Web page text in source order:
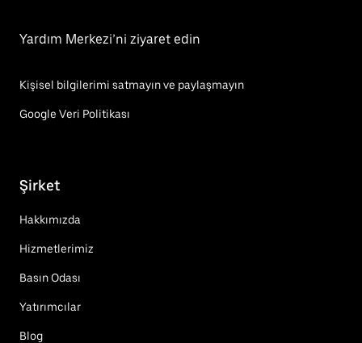
Yardım Merkezi’ni ziyaret edin
Kişisel bilgilerimi satmayın ve paylaşmayın
Google Veri Politikası
Şirket
Hakkımızda
Hizmetlerimiz
Basın Odası
Yatırımcılar
Blog